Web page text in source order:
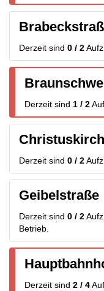
Derzeit sind 0 / 2
Derzeit sind 1 / 2
Derzeit sind 0 / 2
Geibelstraße
Derzeit sind 0 / 2
Betrieb.
Derzeit sind 2 / 4